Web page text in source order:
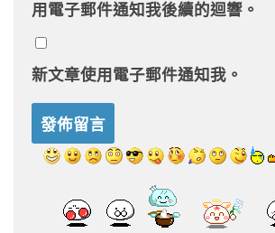
用電子郵件通知我後續的迴響。
新文章使用電子郵件通知我。